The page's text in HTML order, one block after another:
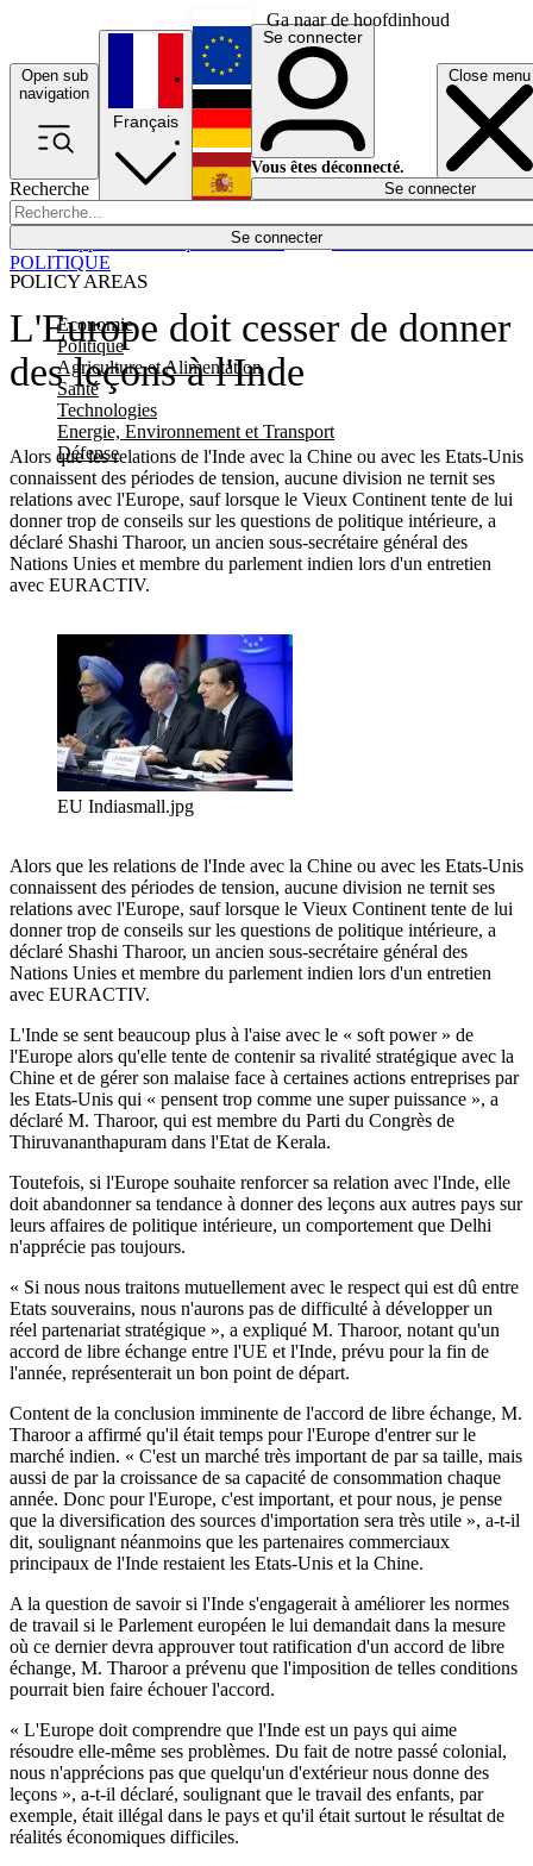
Ga naar de hoofdinhoud
Open sub
navigation
Close menu
Recherche
Se connecter
POLICY AREAS
Economie
Politique
Agriculture et Alimentation
Santé
Technologies
Energie, Environnement et Transport
Défense
Économie
Français
English
Deutsch
Español
Se connecter
Vous êtes déconnecté.
Se connecter
L'Europe doit cesser de donner
des leçons à l'Inde
Alors que les relations de l'Inde avec la Chine ou avec les Etats-Unis
connaissent des périodes de tension, aucune division ne ternit ses
relations avec l'Europe, sauf lorsque le Vieux Continent tente de lui
donner trop de conseils sur les questions de politique intérieure, a
déclaré Shashi Tharoor, un ancien sous-secrétaire général des
Nations Unies et membre du parlement indien lors d'un entretien
avec EURACTIV.
POLITIQUE
EU Indiasmall.jpg
Alors que les relations de l'Inde avec la Chine ou avec les Etats-Unis
connaissent des périodes de tension, aucune division ne ternit ses
relations avec l'Europe, sauf lorsque le Vieux Continent tente de lui
donner trop de conseils sur les questions de politique intérieure, a
déclaré Shashi Tharoor, un ancien sous-secrétaire général des
Nations Unies et membre du parlement indien lors d'un entretien
avec EURACTIV.
L'Inde se sent beaucoup plus à l'aise avec le « soft power » de
l'Europe alors qu'elle tente de contenir sa rivalité stratégique avec la
Chine et de gérer son malaise face à certaines actions entreprises par
les Etats-Unis qui « pensent trop comme une super puissance », a
déclaré M. Tharoor, qui est membre du Parti du Congrès de
Thiruvananthapuram dans l'Etat de Kerala.
Toutefois, si l'Europe souhaite renforcer sa relation avec l'Inde, elle
doit abandonner sa tendance à donner des leçons aux autres pays sur
leurs affaires de politique intérieure, un comportement que Delhi
n'apprécie pas toujours.
« Si nous nous traitons mutuellement avec le respect qui est dû entre
Etats souverains, nous n'aurons pas de difficulté à développer un
réel partenariat stratégique », a expliqué M. Tharoor, notant qu'un
accord de libre échange entre l'UE et l'Inde, prévu pour la fin de
l'année, représenterait un bon point de départ.
Content de la conclusion imminente de l'accord de libre échange, M.
Tharoor a affirmé qu'il était temps pour l'Europe d'entrer sur le
marché indien. « C'est un marché très important de par sa taille, mais
aussi de par la croissance de sa capacité de consommation chaque
année. Donc pour l'Europe, c'est important, et pour nous, je pense
que la diversification des sources d'importation sera très utile », a-t-il
dit, soulignant néanmoins que les partenaires commerciaux
principaux de l'Inde restaient les Etats-Unis et la Chine.
A la question de savoir si l'Inde s'engagerait à améliorer les normes
de travail si le Parlement européen le lui demandait dans la mesure
où ce dernier devra approuver tout ratification d'un accord de libre
échange, M. Tharoor a prévenu que l'imposition de telles conditions
pourrait bien faire échouer l'accord.
« L'Europe doit comprendre que l'Inde est un pays qui aime
résoudre elle-même ses problèmes. Du fait de notre passé colonial,
nous n'apprécions pas que quelqu'un d'extérieur nous donne des
leçons », a-t-il déclaré, soulignant que le travail des enfants, par
exemple, était illégal dans le pays et qu'il était surtout le résultat de
réalités économiques difficiles.